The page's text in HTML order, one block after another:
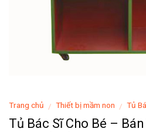
Trang chủ / Thiết bị mầm non / Tủ
Tủ Bác Sĩ Cho Bé –